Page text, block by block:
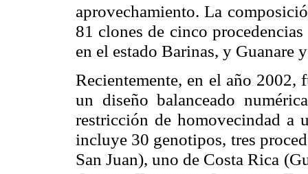
aprovechamiento. La
81 clones de cinco
en el estado Barinas, y Guanare
Recientemente, en el año 2002,
un diseño balanceado
restricción de homovecindad a
incluye 30 genotipos, tres
San Juan), uno de Costa Rica